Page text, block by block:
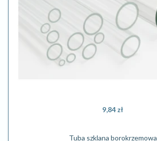
9,84 zł
Tuba szklana borokrzemowa